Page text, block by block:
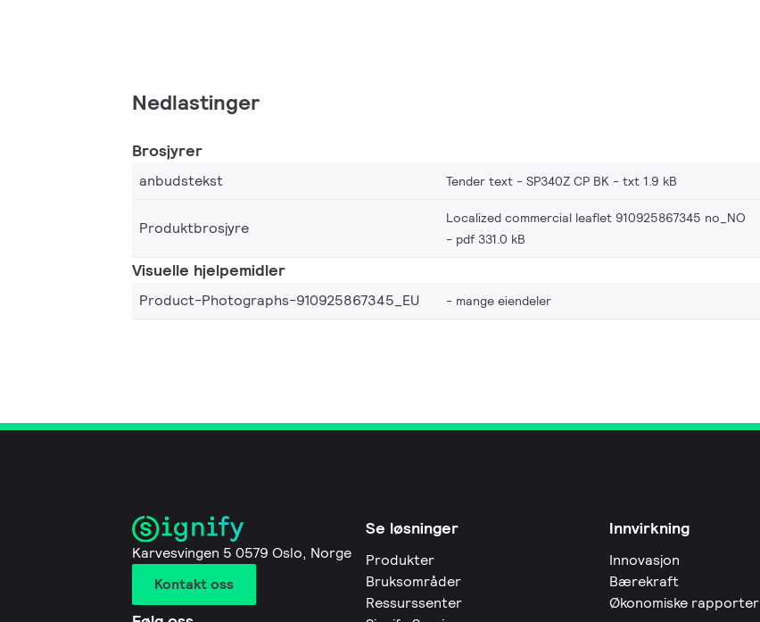
Nedlastinger
Brosjyrer
anbudstekst Tender text - SP340Z CP BK txt 1.9 kB
Produktbrosjyre
Localized commercial leaflet 910925867345 no_NO
pdf 331.0 kB
Visuelle hjelpemidler
Product-Photographs-910925867345_EU mange eiendeler
Karvesvingen 5 0579 Oslo, Norge
Kontakt oss
Se løsninger
Produkter
Bruksområder
Ressurssenter
Innvirkning
Innovasjon
Bærekraft
Økonomiske rapporter